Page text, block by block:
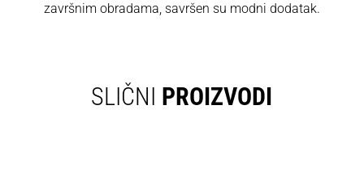
završnim obradama, savršen su modni dodatak.
SLIČNI PROIZVODI